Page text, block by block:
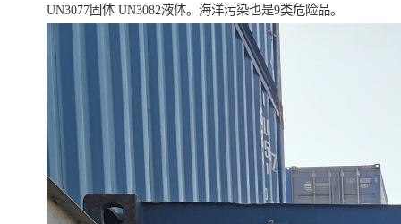
UN3077固体 UN3082液体。海洋污染也是9类危险品。